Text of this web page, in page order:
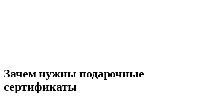
Зачем нужны подарочные
сертификаты